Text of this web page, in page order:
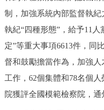
制，加強系統內部監督執
執紀“四種形態”，給予11
定”等重大事項6613件，同
督和鼓勵擔當作為，加強
工作，62個集體和78名個
院獲評全國模範檢察院，通